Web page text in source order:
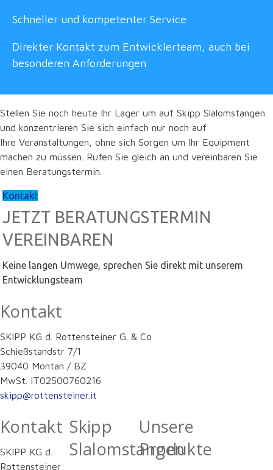
Schneller und kompetenter Service
Direkter Kontakt zum Entwicklerteam, auch bei
besonderen Anforderungen
Stellen Sie noch heute Ihr Lager um auf Skipp Slalomstangen
und konzentrieren Sie sich einfach nur noch auf
Ihre Veranstaltungen, ohne sich Sorgen um Ihr Equipment
machen zu müssen. Rufen Sie gleich an und vereinbaren Sie
einen Beratungstermin.
Kontakt
JETZT BERATUNGSTERMIN
VEREINBAREN
Keine langen Umwege, sprechen Sie direkt mit unserem
Entwicklungsteam
Kontakt
SKIPP KG d. Rottensteiner G. & Co
Schießstandstr 7/1
39040 Montan / BZ
MwSt. IT02500760216
skipp@rottensteiner.it
Kontakt
SKIPP KG d.
Rottensteiner
Skipp
Slalomstangen
Unsere
Produkte